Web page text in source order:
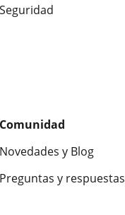
Seguridad
Comunidad
Novedades y Blog
Preguntas y respuestas